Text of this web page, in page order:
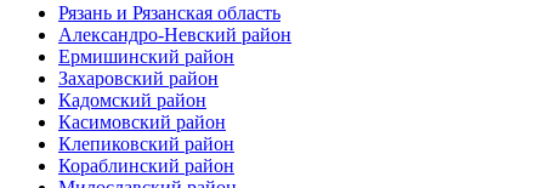
Рязань и Рязанская область
Александро-Невский район
Ермишинский район
Захаровский район
Кадомский район
Касимовский район
Клепиковский район
Кораблинский район